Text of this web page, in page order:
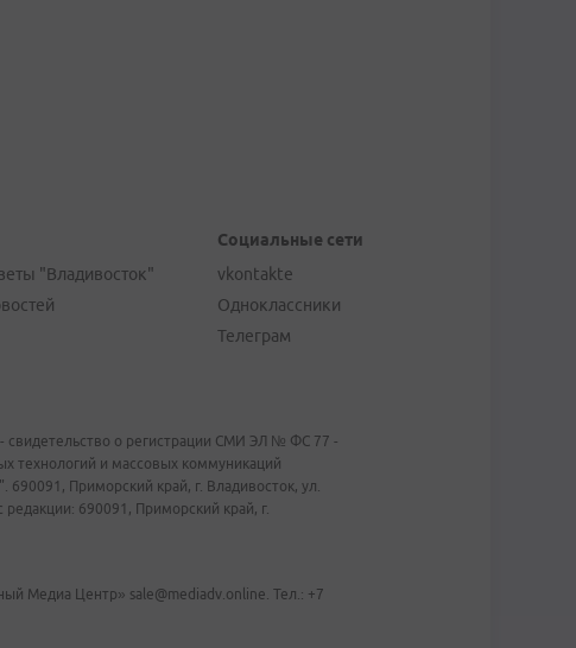
"Владивосток"
Социальные сети
vkontakte
Одноклассники
Телеграм
свидетельство о регистрации СМИ ЭЛ № ФС 77 -
технологий и массовых коммуникаций
Приморский край, г. Владивосток, ул.
690091, Приморский край, г.
Медиа Центр» sale@mediadv.online. Тел.: +7